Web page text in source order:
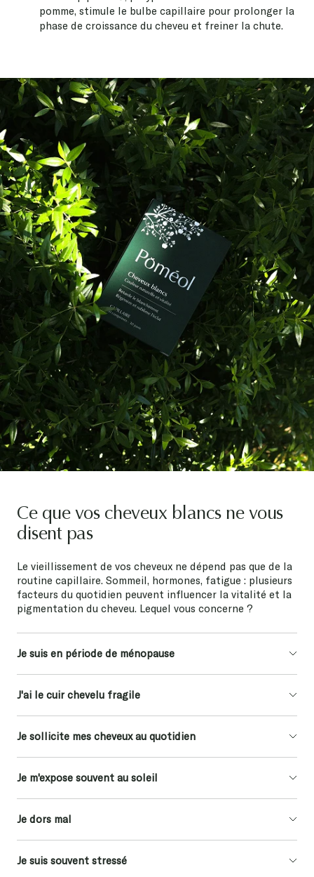
phase de croissance du cheveu et freiner la chute.
disent pas
routine capillaire. Sommeil, hormones, fatigue : plusieurs
facteurs du quotidien peuvent influencer la vitalité et la
pigmentation du cheveu. Lequel vous concerne ?
Je suis en période de ménopause
J'ai le cuir chevelu fragile
Je sollicite mes cheveux au quotidien
Je m'expose souvent au soleil
Je dors mal
Je suis souvent stressé